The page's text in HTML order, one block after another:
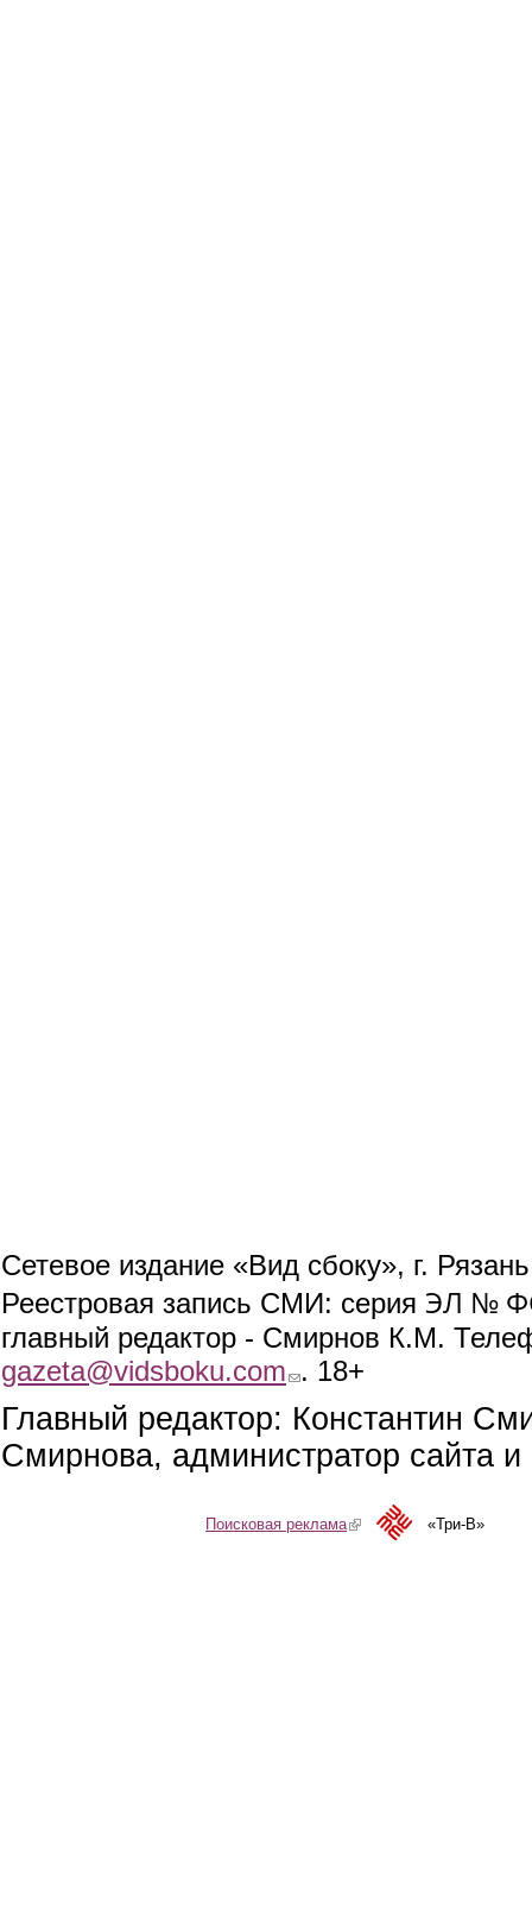
Сетевое издание «Вид сбоку», г.
Реестровая запись СМИ: серия ЭЛ №
главный редактор - Смирнов К.М.
gazeta@vidsboku.com (link sends e-mail)
. 18+
Главный редактор: Константин
Смирнова, администратор сайта
Поисковая реклама(link is external)«Три-В»